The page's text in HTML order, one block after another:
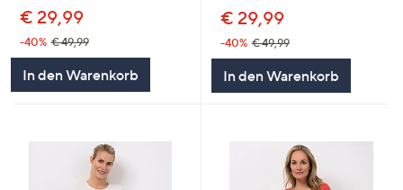
€ 29,99
-40% € 49,99
In den Warenkorb
€ 29,99
-40% € 49,99
In den Warenkorb